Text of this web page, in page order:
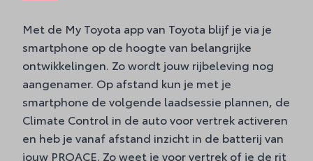
Met de My Toyota app van Toyota blijf je via je
smartphone op de hoogte van belangrijke
ontwikkelingen. Zo wordt jouw rijbeleving nog
aangenamer. Op afstand kun je met je
smartphone de volgende laadsessie plannen, de
Climate Control in de auto voor vertrek activeren
en heb je vanaf afstand inzicht in de batterij van
jouw PROACE. Zo weet je voor vertrek of je de rit